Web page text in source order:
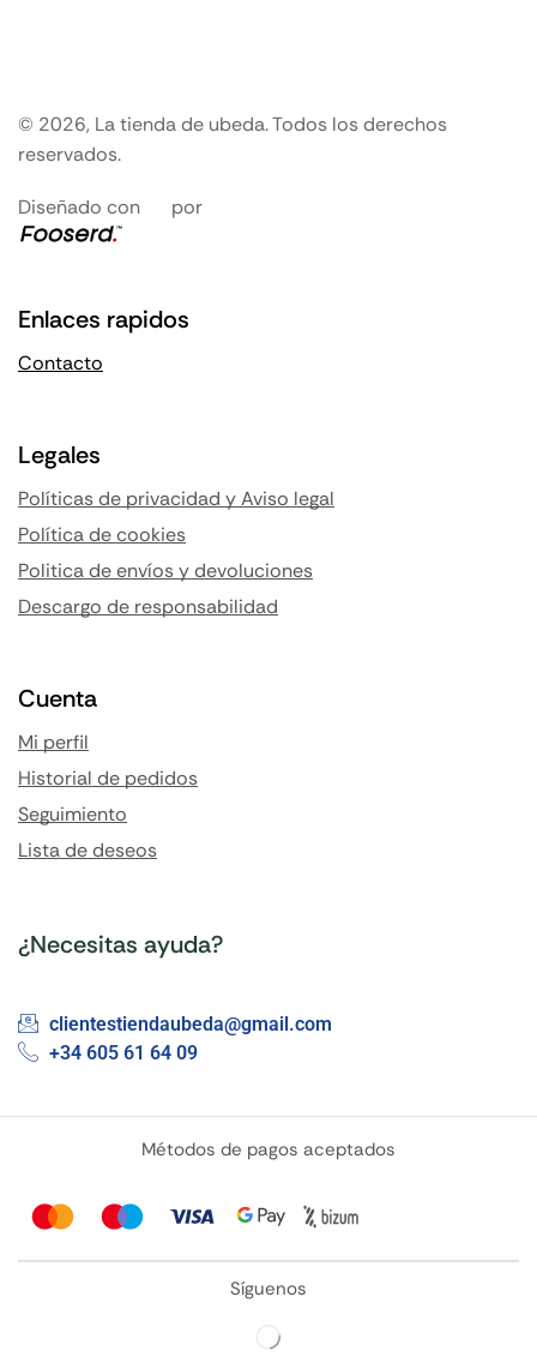
© 2026, La tienda de ubeda. Todos los derechos
reservados.
Diseñado con por
Enlaces rapidos
Contacto
Legales
Políticas de privacidad y Aviso legal
Política de cookies
Politica de envíos y devoluciones
Descargo de responsabilidad
Cuenta
Mi perfil
Historial de pedidos
Seguimiento
Lista de deseos
¿Necesitas ayuda?
clientestiendaubeda@gmail.com
+34 605 61 64 09
Métodos de pagos aceptados
Síguenos